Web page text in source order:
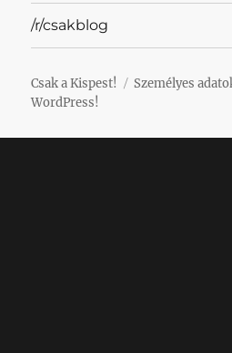
/r/csakblog
Csak a Kispest! Személyes
WordPress!